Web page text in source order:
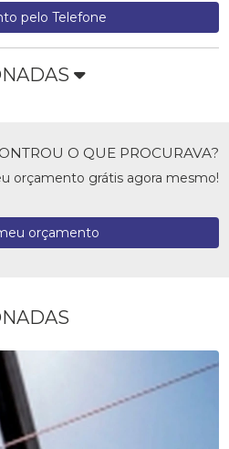
pelo Telefone
O QUE PROCURAVA?
orçamento grátis agora mesmo!
orçamento